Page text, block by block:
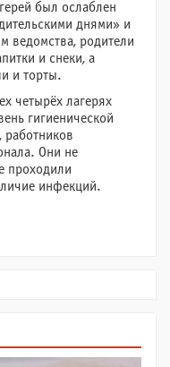
был ослаблен
днями» и
ведомства, родители
и снеки, а
и торты.
четырёх лагерях
гигиенической
работников
Они не
проходили
инфекций.